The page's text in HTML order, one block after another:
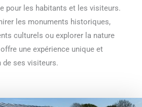
pour les habitants et les visiteurs.
les monuments historiques,
culturels ou explorer la nature
une expérience unique et
de ses visiteurs.